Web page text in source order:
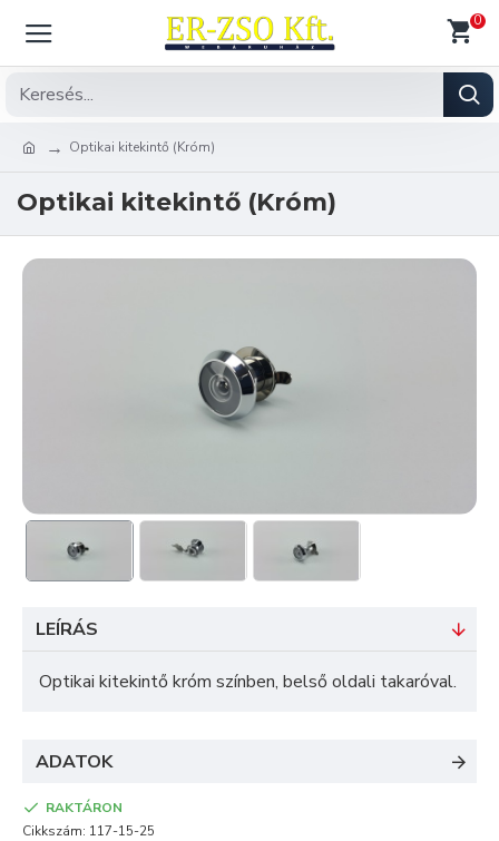
0
Optikai kitekintő (Króm)
Optikai kitekintő (Króm)
LEÍRÁS
Optikai kitekintő króm színben, belső oldali takaróval.
ADATOK
RAKTÁRON
Cikkszám: 117-15-25